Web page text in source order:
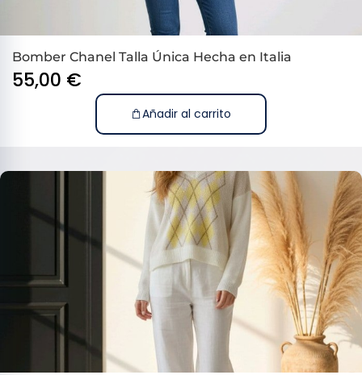
Bomber Chanel Talla Única Hecha en Italia
55,00 €
Añadir al carrito